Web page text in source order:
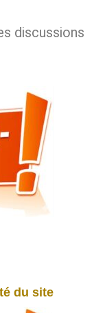
discussions
du site